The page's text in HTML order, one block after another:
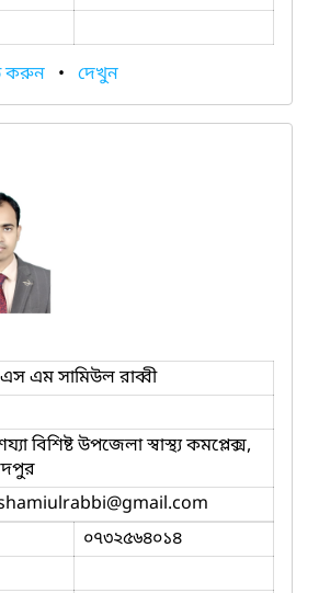
করুন • দেখুন
এম সামিউল রাব্বী
বিশিষ্ট উপজেলা স্বাস্থ্য কমপ্লেক্স,
@gmail.com
০৭৩২৫৬৪০১৪